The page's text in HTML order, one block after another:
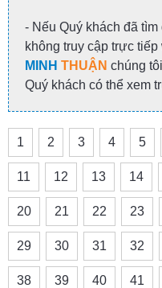
- Nếu Quý khách đã
không truy cập trực
MINH THUẬN chúng
Quý khách có thể xem
1 2 3 4 5
11 12 13 14
20 21 22 23
29 30 31 32
38 39 40 41